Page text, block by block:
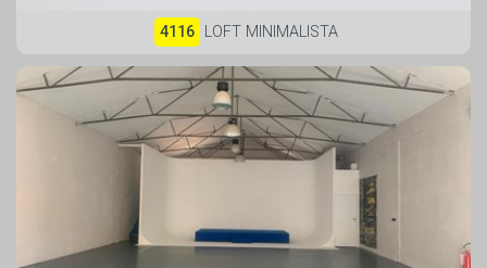
4116 LOFT MINIMALISTA